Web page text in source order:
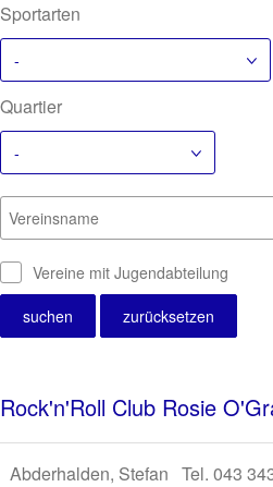
Sportarten
-
Quartier
-
Vereinsname
Vereine mit Jugendabteilung
Rock'n'Roll Club Rosie
Abderhalden, Stefan Tel. 043